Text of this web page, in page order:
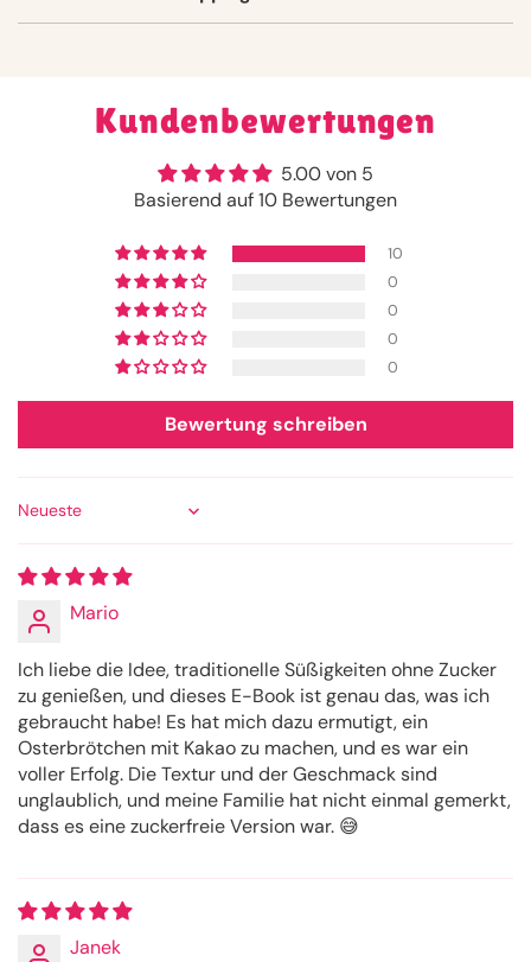
Kundenbewertungen
5.00 von 5
Basierend auf 10 Bewertungen
10
0
0
0
0
Bewertung schreiben
Sort by
Mario
Ich liebe die Idee, traditionelle Süßigkeiten ohne Zucker
zu genießen, und dieses E-Book ist genau das, was ich
gebraucht habe! Es hat mich dazu ermutigt, ein
Osterbrötchen mit Kakao zu machen, und es war ein
voller Erfolg. Die Textur und der Geschmack sind
unglaublich, und meine Familie hat nicht einmal gemerkt,
dass es eine zuckerfreie Version war. 😅
Janek